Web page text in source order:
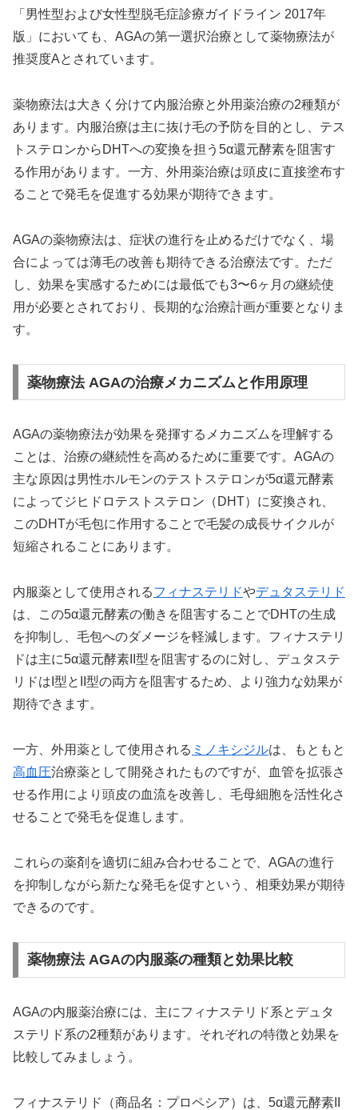
「男性型および女性型脱毛症診療ガイドライン 2017年
版」においても、AGAの第一選択治療として薬物療法が
推奨度Aとされています。
薬物療法は大きく分けて内服治療と外用薬治療の2種類が
あります。内服治療は主に抜け毛の予防を目的とし、テス
トステロンからDHTへの変換を担う5α還元酵素を阻害す
る作用があります。一方、外用薬治療は頭皮に直接塗布す
ることで発毛を促進する効果が期待できます。
AGAの薬物療法は、症状の進行を止めるだけでなく、場
合によっては薄毛の改善も期待できる治療法です。ただ
し、効果を実感するためには最低でも3〜6ヶ月の継続使
用が必要とされており、長期的な治療計画が重要となりま
す。
薬物療法 AGAの治療メカニズムと作用原理
AGAの薬物療法が効果を発揮するメカニズムを理解する
ことは、治療の継続性を高めるために重要です。AGAの
主な原因は男性ホルモンのテストステロンが5α還元酵素
によってジヒドロテストステロン（DHT）に変換され、
このDHTが毛包に作用することで毛髪の成長サイクルが
短縮されることにあります。
内服薬として使用されるフィナステリドやデュタステリド
は、この5α還元酵素の働きを阻害することでDHTの生成
を抑制し、毛包へのダメージを軽減します。フィナステリ
ドは主に5α還元酵素II型を阻害するのに対し、デュタステ
リドはI型とII型の両方を阻害するため、より強力な効果が
期待できます。
一方、外用薬として使用される ミノキシジルは、もともと
高血圧治療薬として開発されたものですが、血管を拡張さ
せる作用により頭皮の血流を改善し、毛母細胞を活性化さ
せることで発毛を促進します。
これらの薬剤を適切に組み合わせることで、AGAの進行
を抑制しながら新たな発毛を促すという、相乗効果が期待
できるのです。
薬物療法 AGAの内服薬の種類と効果比較
AGAの内服薬治療には、主にフィナステリド系とデュタ
ステリド系の2種類があります。それぞれの特徴と効果を
比較してみましょう。
フィナステリド（商品名：プロペシア）は、5α還元酵素II